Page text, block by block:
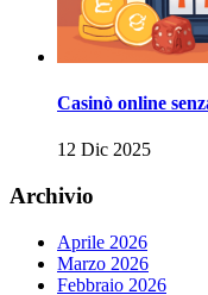
Casinò online
12 Dic 2025
Archivio
Aprile 2026
Marzo 2026
Febbraio 2026